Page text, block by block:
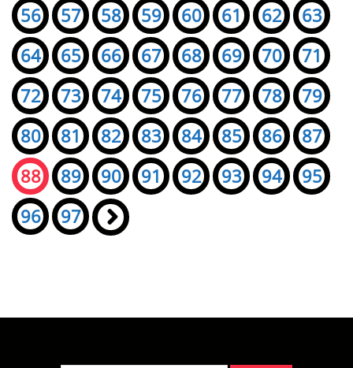
56
57 58 59 60 61 62
63
64
65 66 67 68 69 70
71
72
73 74 75 76 77 78
79
80
81 82 83 84 85 86
87
88
89 90 91 92 93 94
95
96
97 »